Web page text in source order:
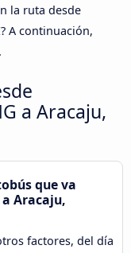
la ruta desde
A continuación,
a Aracaju,
que va
Aracaju,
factores, del día